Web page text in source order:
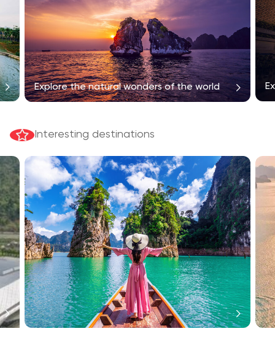
Explore the natural wonders of the world
Interesting destinations